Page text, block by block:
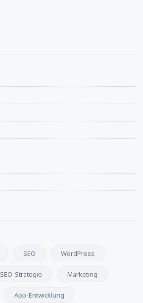
SEO WordPress
SEO-Strategie Marketing
App-Entwicklung